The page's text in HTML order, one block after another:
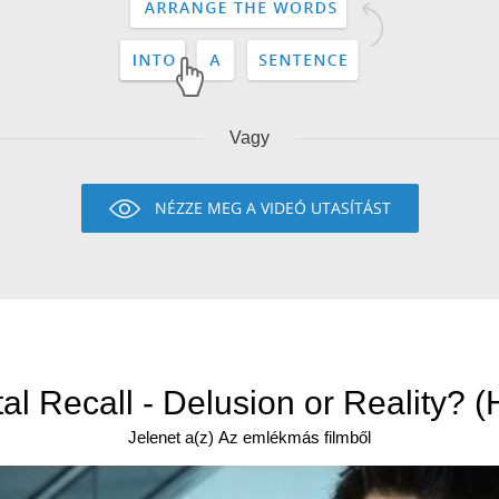
Vagy
NÉZZE MEG A VIDEÓ UTASÍTÁST
Recall - Delusion or Reality?
Jelenet a(z) Az emlékmás filmből